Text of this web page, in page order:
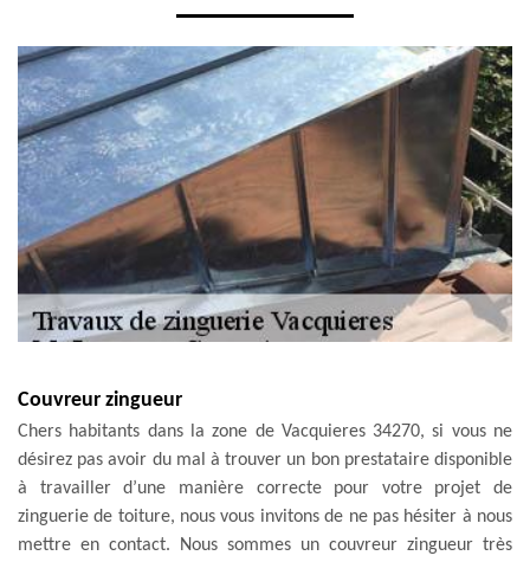
Couvreur zingueur
Chers habitants dans la zone de Vacquieres 34270, si vous ne
désirez pas avoir du mal à trouver un bon prestataire disponible
à travailler d’une manière correcte pour votre projet de
zinguerie de toiture, nous vous invitons de ne pas hésiter à nous
mettre en contact. Nous sommes un couvreur zingueur très